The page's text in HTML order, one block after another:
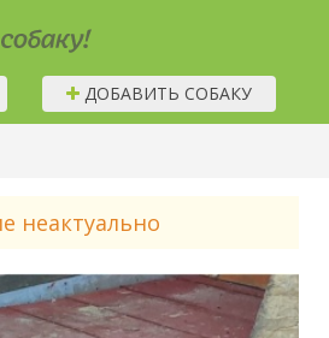
ДОБАВИТЬ СОБАКУ
неактуально